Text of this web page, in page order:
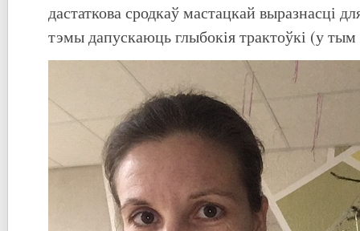
дастаткова сродкаў мастацкай выразнасці
тэмы дапускаюць глыбокія трактоўкі (у тым